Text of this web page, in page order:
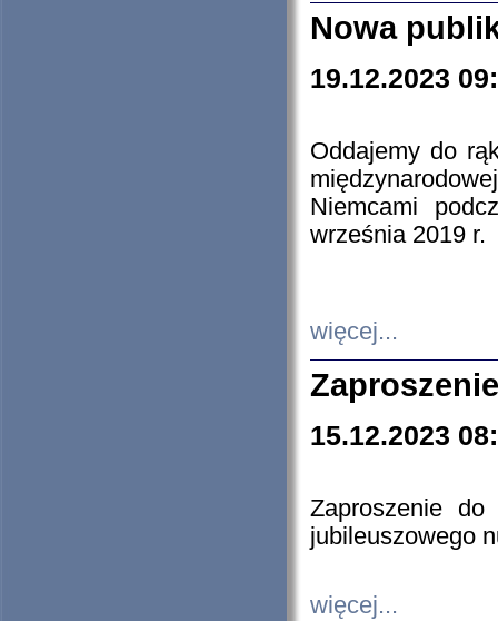
Nowa
19.12.2023
Oddajemy do
Niemcami
września 2019 r.
więcej...
15.12.2023
Zaproszenie do
jubileuszowego
więcej...